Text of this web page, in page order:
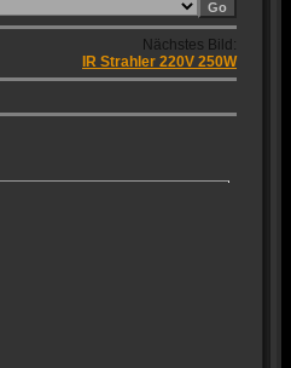
Nächstes Bild:
IR Strahler 220V 250W